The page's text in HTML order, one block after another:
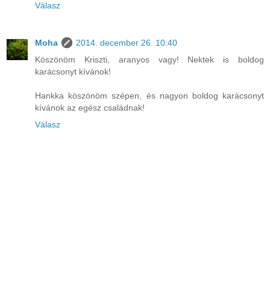
Válasz
Moha
2014. december 26. 10:40
Köszönöm Kriszti, aranyos vagy! Nektek is boldog
karácsonyt kívánok!
Hankka köszönöm szépen, és nagyon boldog karácsonyt
kívánok az egész családnak!
Válasz